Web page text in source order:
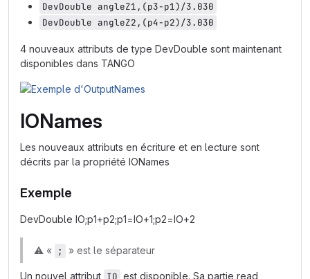
DevDouble angleZ1,(p3-p1)/3.030
DevDouble angleZ2,(p4-p2)/3.030
4 nouveaux attributs de type DevDouble sont maintenant
disponibles dans TANGO
IONames
Les nouveaux attributs en écriture et en lecture sont
décrits par la propriété IONames
Exemple
DevDouble IO;p1+p2;p1=IO+1;p2=IO+2
⚠️ « ; » est le séparateur
Un nouvel attribut IO est disponible. Sa partie read